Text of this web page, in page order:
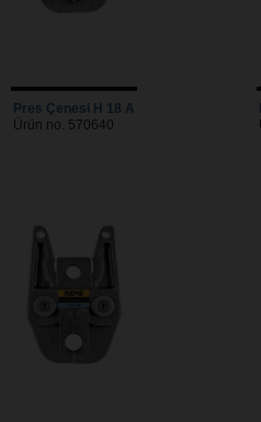
Pres Çenesi H 18 A
Ürün no. 570640